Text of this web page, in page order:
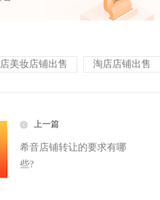
美妆店铺出售 淘店店铺出售
上一篇
希音店铺转让的要求有哪
些?